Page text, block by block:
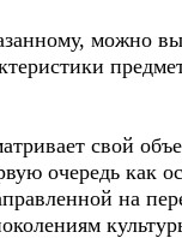
можно
свой
очередь как
на